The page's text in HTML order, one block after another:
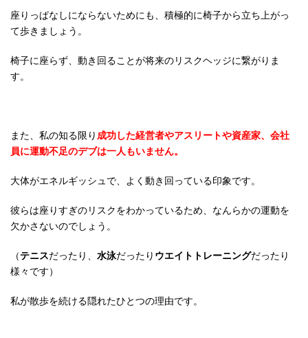
座りっぱなしにならないためにも、積極的に椅子から立ち上がっ
て歩きましょう。
椅子に座らず、動き回ることが将来のリスクヘッジに繋がりま
す。
また、私の知る限り 成功した経営者やアスリートや資産家、会社
員に運動不足のデブは一人もいません。
大体がエネルギッシュで、よく動き回っている印象です。
彼らは座りすぎのリスクをわかっているため、なんらかの運動を
欠かさないのでしょう。
（テニスだったり、 水泳だったり ウエイトトレーニングだったり
様々です）
私が散歩を続ける隠れたひとつの理由です。